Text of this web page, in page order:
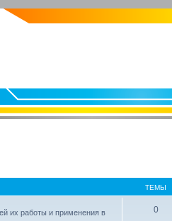
ТЕМЫ
их работы и применения в
0